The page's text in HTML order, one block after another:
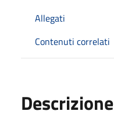
Allegati
Contenuti correlati
Descrizione